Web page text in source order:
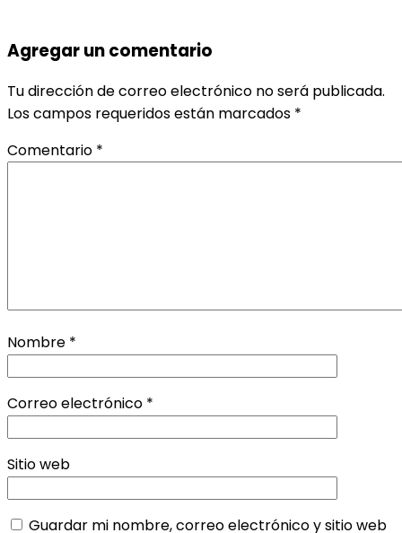
Agregar un comentario
Tu dirección de correo electrónico no será publicada.
Los campos requeridos están marcados *
Comentario *
Nombre *
Correo electrónico *
Sitio web
Guardar mi nombre, correo electrónico y sitio web